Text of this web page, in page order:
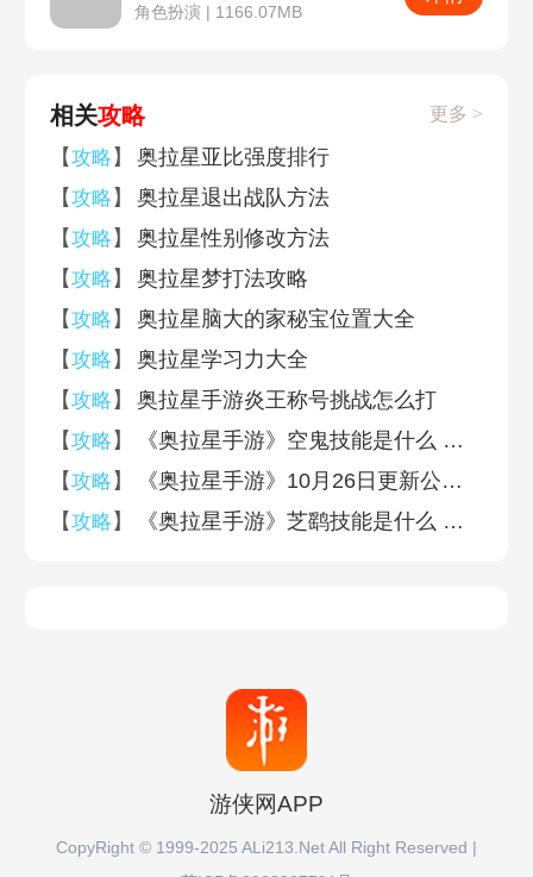
角色扮演 | 1166.07MB
相关攻略 更多 >
【攻略 】
奥拉星亚比强度排行
【攻略 】
奥拉星退出战队方法
【攻略 】
奥拉星性别修改方法
【攻略 】
奥拉星梦打法攻略
【攻略 】
奥拉星脑大的家秘宝位置大全
【攻略 】
奥拉星学习力大全
【攻略 】
奥拉星手游炎王称号挑战怎么打
【攻略 】
《奥拉星手游》空鬼技能是什么 位面之霾空鬼技能一览
【攻略 】
《奥拉星手游》10月26日更新公告 时空乱流正式阶段开启
【攻略 】 《奥拉星手游》芝鹞技能是什么 风鹞寄春芝鹞技能一览
游侠网APP
CopyRight © 1999-2025 ALi213.Net All Right Reserved |